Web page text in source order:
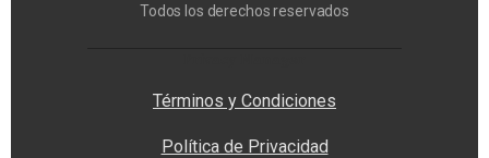
Todos los derechos reservados
Términos y Condiciones
Política de Privacidad